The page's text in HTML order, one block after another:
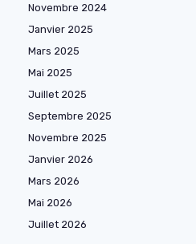
Novembre 2024
Janvier 2025
Mars 2025
Mai 2025
Juillet 2025
Septembre 2025
Novembre 2025
Janvier 2026
Mars 2026
Mai 2026
Juillet 2026